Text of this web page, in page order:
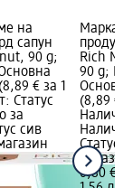
на
сапун
90 g;
€ за 1
Статус
за
сив
Марка:
Rich
90 g;
(8,89 €
Статус
магазин
0,80 €